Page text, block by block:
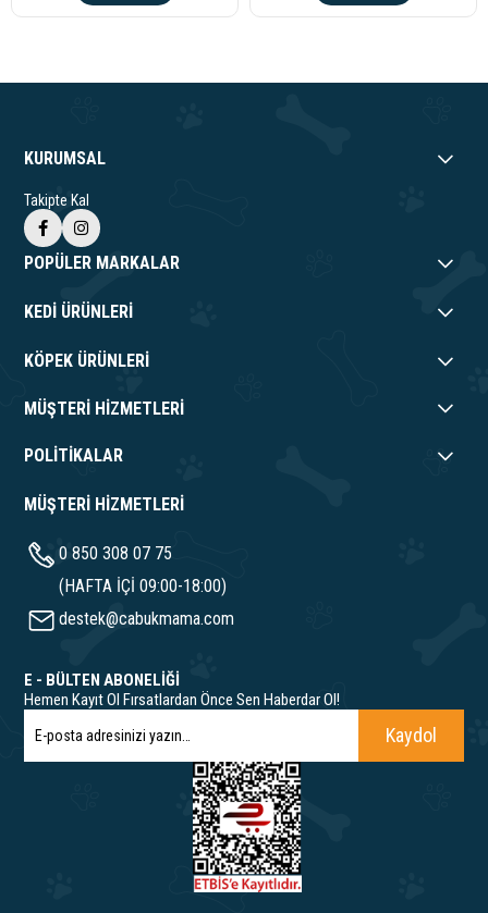
KURUMSAL
Takipte Kal
POPÜLER MARKALAR
KEDİ ÜRÜNLERİ
KÖPEK ÜRÜNLERİ
MÜŞTERİ HİZMETLERİ
POLİTİKALAR
MÜŞTERİ HİZMETLERİ
0 850 308 07 75
(HAFTA İÇİ 09:00-18:00)
destek@cabukmama.com
E - BÜLTEN ABONELİĞİ
Hemen Kayıt Ol Fırsatlardan Önce Sen Haberdar Ol!
Kaydol